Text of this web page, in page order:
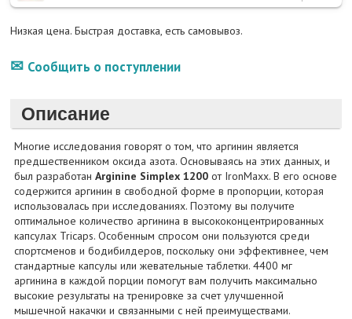
Низкая цена. Быстрая доставка, есть самовывоз.
Сообщить о поступлении
Описание
Многие исследования говорят о том, что аргинин является
предшественником оксида азота. Основываясь на этих данных, и
был разработанArginine Simplex 1200 от IronMaxx. В его основе
содержится аргинин в свободной форме в пропорции, которая
использовалась при исследованиях. Поэтому вы получите
оптимальное количество аргинина в высококонцентрированных
капсулах Tricaps. Особенным спросом они пользуются среди
спортсменов и бодибилдеров, поскольку они эффективнее, чем
стандартные капсулы или жевательные таблетки. 4400 мг
аргинина в каждой порции помогут вам получить максимально
высокие результаты на тренировке за счет улучшенной
мышечной накачки и связанными с ней преимуществами.